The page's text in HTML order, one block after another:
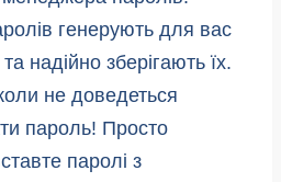
генерують для вас
надійно зберігають їх.
не доведеться
пароль! Просто
паролі з